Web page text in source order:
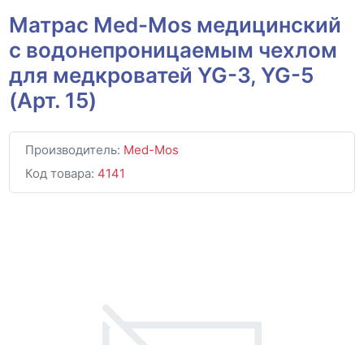
Матрас Med-Mos медицинский
с водонепроницаемым чехлом
для медкроватей YG-3, YG-5
(Арт. 15)
Производитель: Med-Mos
Код товара: 4141